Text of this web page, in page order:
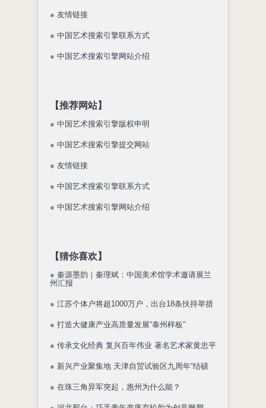
● 友情链接
● 中国艺术搜索引擎联系方式
● 中国艺术搜索引擎网站介绍
【推荐网站】
● 中国艺术搜索引擎版权申明
● 中国艺术搜索引擎提交网站
● 友情链接
● 中国艺术搜索引擎联系方式
● 中国艺术搜索引擎网站介绍
【猜你喜欢】
● 秦源墨韵｜秦理斌：中国美术馆学术邀请展兰
州汇报
● 江苏个体户将超1000万户，出台18条扶持举措
● 打造大健康产业高质量发展“泰州样板”
● 传承文化经典 复兴百年伟业 著名艺术家黄忠平
● 新兴产业聚集地 天津自贸试验区九周年“结硕
● 在珠三角异军突起，惠州为什么能？